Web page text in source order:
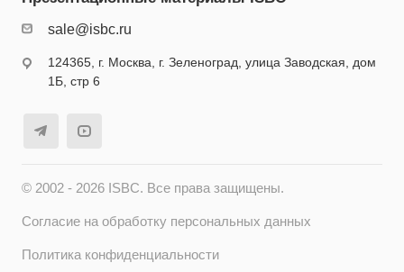
sale@isbc.ru
124365, г. Москва, г. Зеленоград, улица Заводская, дом
1Б, стр 6
© 2002 - 2026 ISBC. Все права защищены.
Согласие на обработку персональных данных
Политика конфиденциальности